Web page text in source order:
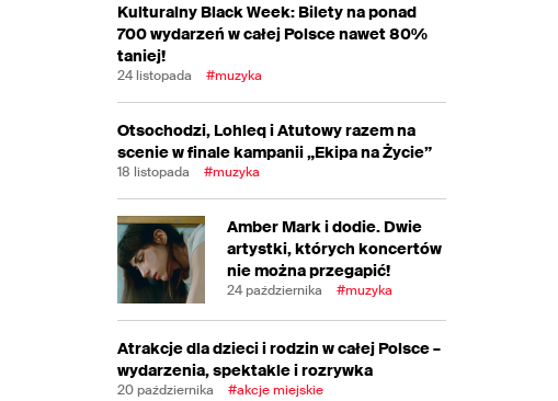
Kulturalny Black Week: Bilety na ponad
700 wydarzeń w całej Polsce nawet 80%
taniej!
24 listopada #muzyka
Otsochodzi, Lohleq i Atutowy razem na
scenie w finale kampanii „Ekipa na Życie”
18 listopada #muzyka
Amber Mark i dodie. Dwie
artystki, których koncertów
nie można przegapić!
24 października #muzyka
Atrakcje dla dzieci i rodzin w całej Polsce –
wydarzenia, spektakle i rozrywka
20 października #akcje miejskie